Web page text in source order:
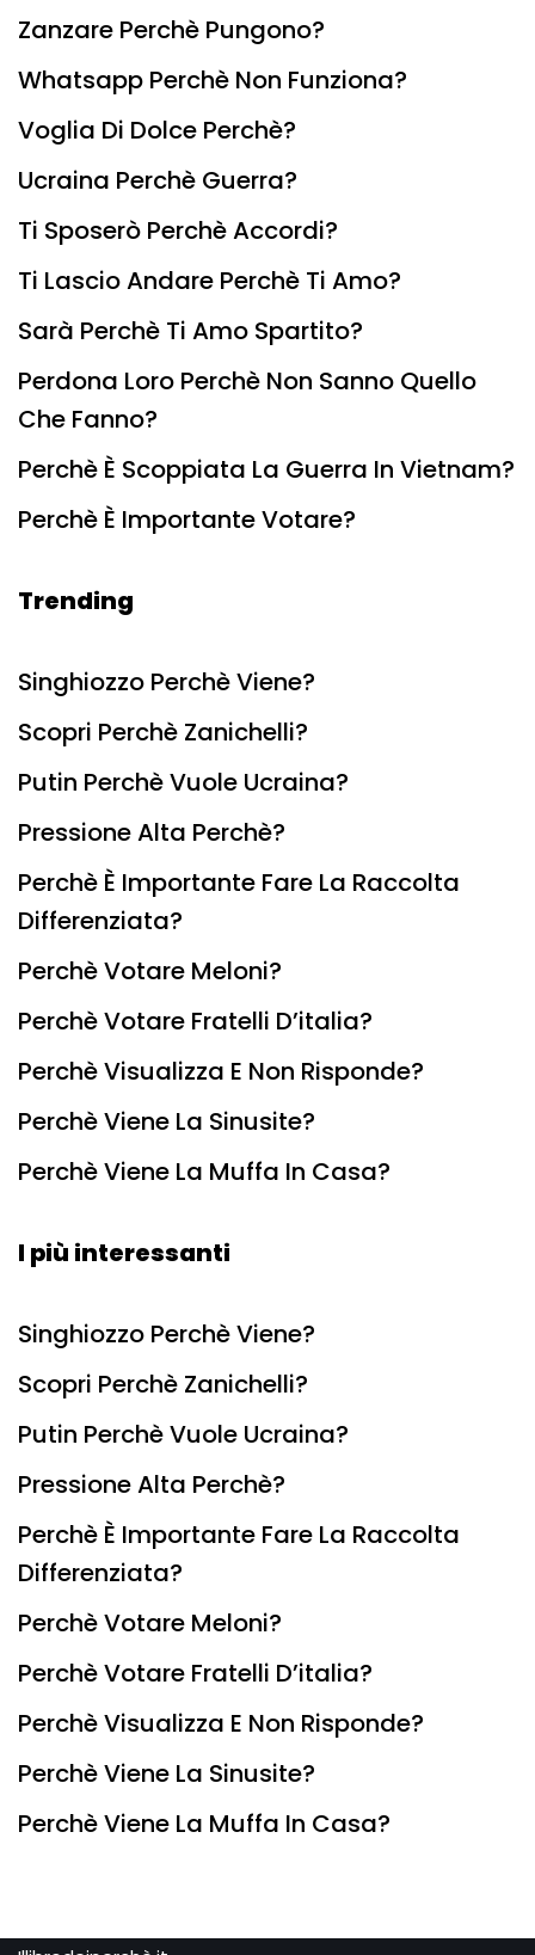
Zanzare Perchè Pungono?
Whatsapp Perchè Non Funziona?
Voglia Di Dolce Perchè?
Ucraina Perchè Guerra?
Ti Sposerò Perchè Accordi?
Ti Lascio Andare Perchè Ti Amo?
Sarà Perchè Ti Amo Spartito?
Perdona Loro Perchè Non Sanno Quello
Che Fanno?
Perchè È Scoppiata La Guerra In Vietnam?
Perchè È Importante Votare?
Trending
Singhiozzo Perchè Viene?
Scopri Perchè Zanichelli?
Putin Perchè Vuole Ucraina?
Pressione Alta Perchè?
Perchè È Importante Fare La Raccolta
Differenziata?
Perchè Votare Meloni?
Perchè Votare Fratelli D’italia?
Perchè Visualizza E Non Risponde?
Perchè Viene La Sinusite?
Perchè Viene La Muffa In Casa?
I più interessanti
Singhiozzo Perchè Viene?
Scopri Perchè Zanichelli?
Putin Perchè Vuole Ucraina?
Pressione Alta Perchè?
Perchè È Importante Fare La Raccolta
Differenziata?
Perchè Votare Meloni?
Perchè Votare Fratelli D’italia?
Perchè Visualizza E Non Risponde?
Perchè Viene La Sinusite?
Perchè Viene La Muffa In Casa?